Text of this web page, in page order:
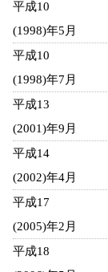
平成10
(1998)年5月
平成10
(1998)年7月
平成13
(2001)年9月
平成14
(2002)年4月
平成17
(2005)年2月
平成18